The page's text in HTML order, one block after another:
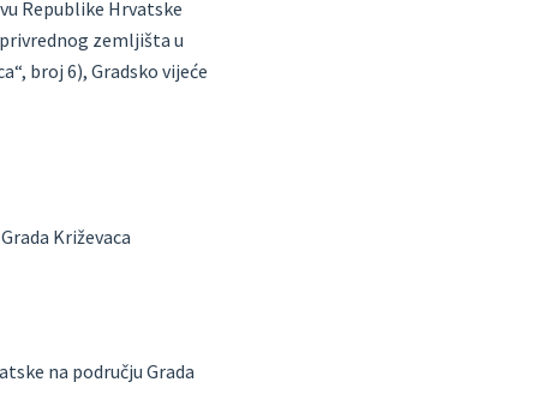
Republike Hrvatske
zemljišta u
broj 6), Gradsko vijeće
Križevaca
na području Grada